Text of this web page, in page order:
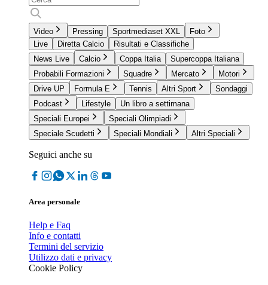
Video Pressing Sportmediaset XXL
Foto
Live
Diretta Calcio
Risultati e Classifiche
News Live
Calcio Coppa Italia
Supercoppa Italiana
Probabili Formazioni
Squadre Mercato
Motori
Drive UP
Formula E Tennis Altri Sport
Sondaggi
Podcast
Lifestyle
Un libro a settimana
Speciali Europei
Speciali Olimpiadi
Speciale Scudetti
Speciali Mondiali Altri Speciali
Seguici anche su
Area personale
Help e Faq
Info e contatti
Termini del servizio
Utilizzo dati e privacy
Cookie Policy